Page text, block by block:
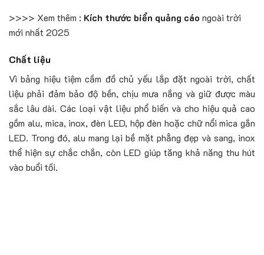
>>>> Xem thêm : Kích thước biển quảng cáo​ ngoài trời
mới nhất 2025
Chất liệu
Vì bảng hiệu tiệm cầm đồ chủ yếu lắp đặt ngoài trời, chất
liệu phải đảm bảo độ bền, chịu mưa nắng và giữ được màu
sắc lâu dài. Các loại vật liệu phổ biến và cho hiệu quả cao
gồm alu, mica, inox, đèn LED, hộp đèn hoặc chữ nổi mica gắn
LED. Trong đó, alu mang lại bề mặt phẳng đẹp và sang, inox
thể hiện sự chắc chắn, còn LED giúp tăng khả năng thu hút
vào buổi tối.